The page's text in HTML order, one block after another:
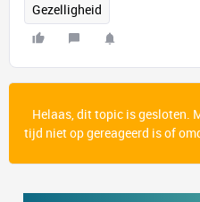
Gezelligheid
Helaas, dit topic is gesloten.
tijd niet op gereageerd is of